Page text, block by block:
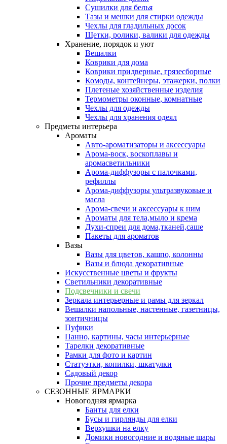
Сушилки для белья
Тазы и мешки для стирки одежды
Чехлы для гладильных досок
Щетки, ролики, валики для одежды
Хранение, порядок и уют
Вешалки
Коврики для дома
Коврики придверные, грязесборные
Комоды, контейнеры, этажерки, полки
Плетеные хозяйственные изделия
Термометры оконные, комнатные
Чехлы для одежды
Чехлы для хранения одеял
Предметы интерьера
Ароматы
Авто-ароматизаторы и аксессуары
Арома-воск, воскоплавы и
аромасветильники
Арома-диффузоры с палочками,
рефиллы
Арома-диффузоры ультразвуковые и
масла
Арома-свечи и аксессуары к ним
Ароматы для тела,мыло и крема
Духи-спреи для дома,тканей,саше
Пакеты для ароматов
Вазы
Вазы для цветов, кашпо, колонны
Вазы и блюда декоративные
Искусственные цветы и фрукты
Светильники декоративные
Подсвечники и свечи
Зеркала интерьерные и рамы для зеркал
Вешалки напольные, настенные, газетницы,
зонтичницы
Пуфики
Панно, картины, часы интерьерные
Тарелки декоративные
Рамки для фото и картин
Статуэтки, копилки, шкатулки
Садовый декор
Прочие предметы декора
СЕЗОННЫЕ ЯРМАРКИ
Новогодняя ярмарка
Банты для елки
Бусы и гирлянды для елки
Верхушки на елку
Домики новогодние и водяные шары